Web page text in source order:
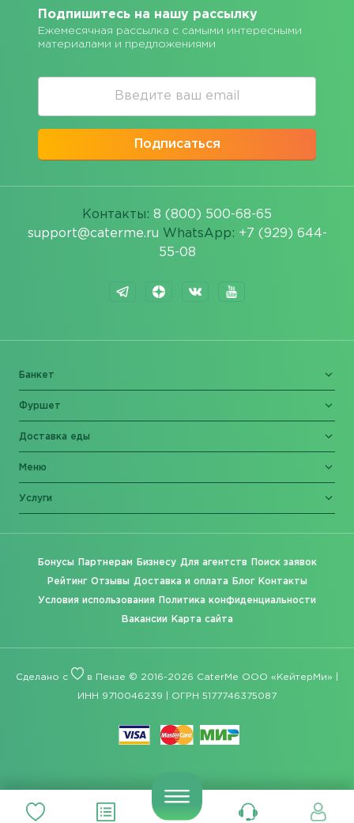
Подпишитесь на нашу рассылку
Ежемесячная рассылка с самыми интересными
материалами и предложениями
Подписаться
Контакты: 8 (800) 500-68-65
support@caterme.ru WhatsApp: +7 (929) 644-
55-08
Банкет
Фуршет
Доставка еды
Меню
Услуги
Бонусы Партнерам Бизнесу Для агентств Поиск заявок
Рейтинг Отзывы Доставка и оплата Блог Контакты
Условия использования Политика конфиденциальности
Вакансии Карта сайта
Сделано с в Пензе © 2016-2026 CaterMe ООО «КейтерМи» |
ИНН 9710046239 | ОГРН 5177746375087